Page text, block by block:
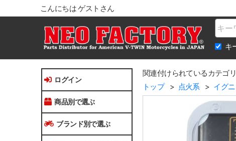
こんにちは ゲストさん
Name
キ
ログイン
商品別で選ぶ
ブランド別で選ぶ
関連付けられているカテゴ
トップ
点火系 イグ